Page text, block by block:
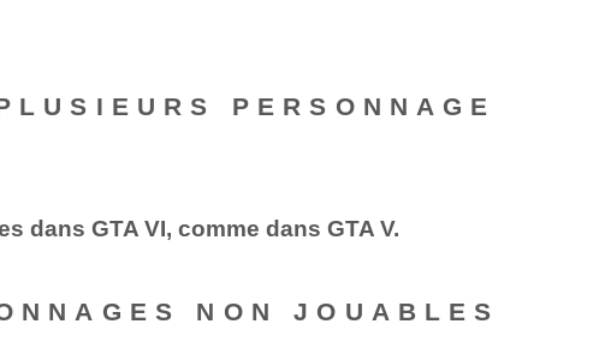
PERSONNAGE
dans GTA VI, comme dans GTA V.
NON JOUABLES